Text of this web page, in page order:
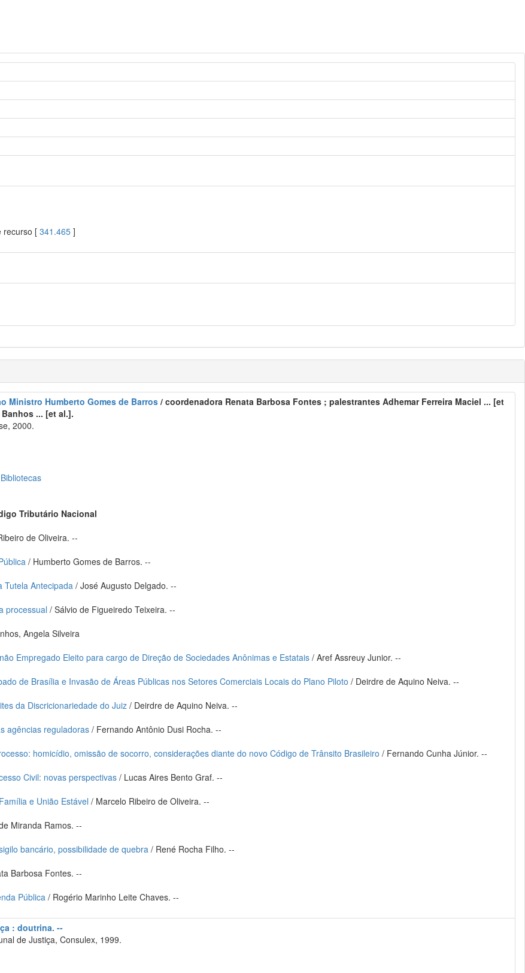
recurso [341.465 ]
Ministro Humberto Gomes de Barros / coordenadora Renata Barbosa Fontes ; palestrantes Adhemar Ferreira Maciel ... [et
... [et al.].
2000.
Tributário Nacional
de Oliveira. --
/ Humberto Gomes de Barros. --
Tutela Antecipada / José Augusto Delgado. --
processual / Sálvio de Figueiredo Teixeira. --
Angela Silveira
Empregado Eleito para cargo de Direção de Sociedades Anônimas e Estatais / Aref Assreuy Junior. --
de Brasília e Invasão de Áreas Públicas nos Setores Comerciais Locais do Plano Piloto / Deirdre de Aquino Neiva. --
da Discricionariedade do Juiz / Deirdre de Aquino Neiva. --
agências reguladoras / Fernando Antônio Dusi Rocha. --
homicídio, omissão de socorro, considerações diante do novo Código de Trânsito Brasileiro / Fernando Cunha Júnior. --
Civil: novas perspectivas/ Lucas Aires Bento Graf. --
e União Estável / Marcelo Ribeiro de Oliveira. --
Miranda Ramos. --
bancário, possibilidade de quebra/ René Rocha Filho. --
Barbosa Fontes. --
Pública/ Rogério Marinho Leite Chaves. --
: doutrina. --
de Justiça, Consulex, 1999.